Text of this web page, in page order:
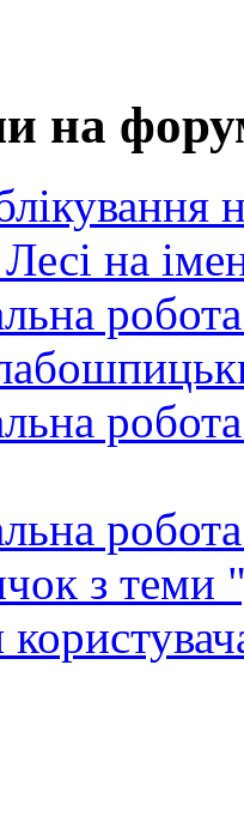
на
на
з теми